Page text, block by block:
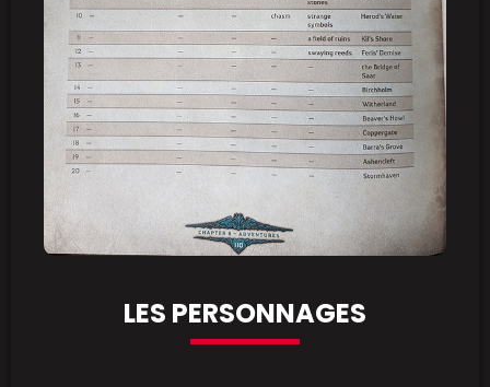
LES PERSONNAGES